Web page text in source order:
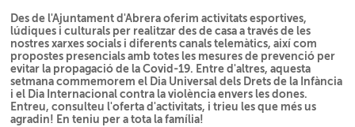
Des de l'Ajuntament d'Abrera oferim activitats esportives,
lúdiques i culturals per realitzar des de casa a través de les
nostres xarxes socials i diferents canals telemàtics, així com
propostes presencials amb totes les mesures de prevenció per
evitar la propagació de la Covid-19. Entre d'altres, aquesta
setmana commemorem el Dia Universal dels Drets de la Infància
i el Dia Internacional contra la violència envers les dones.
Entreu, consulteu l'oferta d'activitats, i trieu les que més us
agradin! En teniu per a tota la família!